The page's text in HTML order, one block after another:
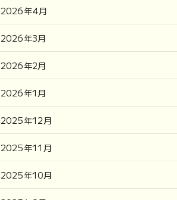
2026年4月
2026年3月
2026年2月
2026年1月
2025年12月
2025年11月
2025年10月